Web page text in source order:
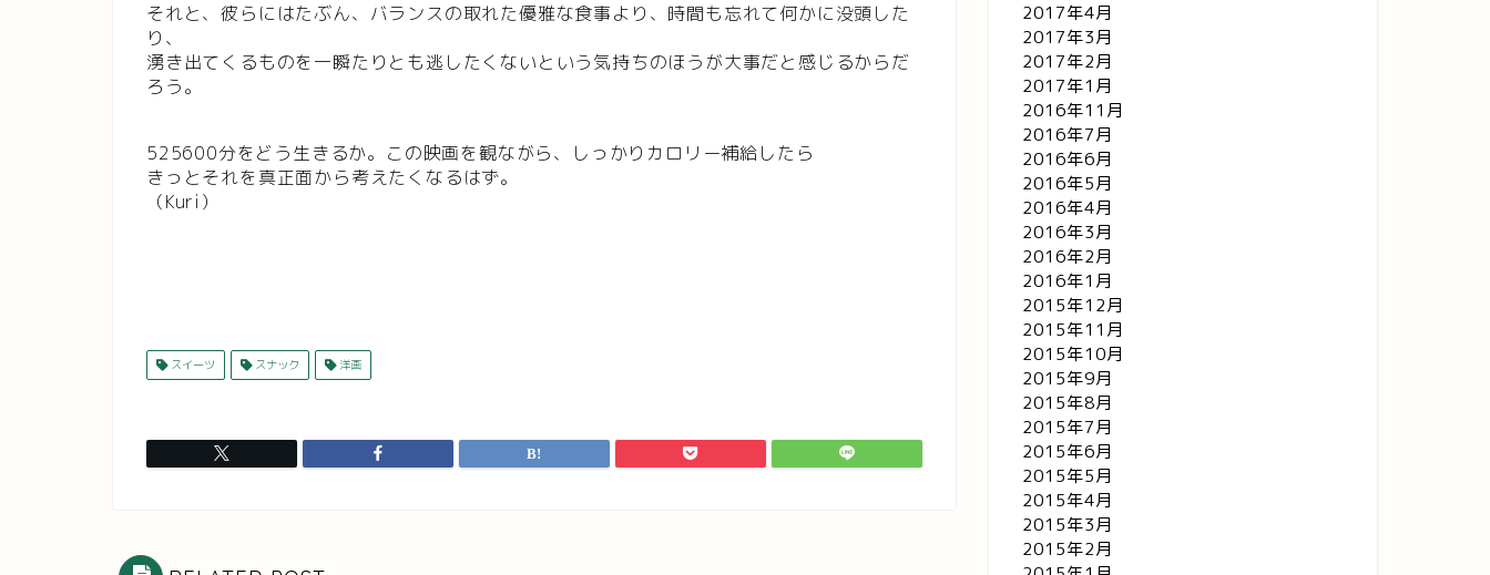
それと、彼らにはたぶん、バランスの取れた優雅な食事より、時間も忘れて何かに没頭した
り、
湧き出てくるものを一瞬たりとも逃したくないという気持ちのほうが大事だと感じるからだ
ろう。
525600分をどう生きるか。この映画を観ながら、しっかりカロリー補給したら
きっとそれを真正面から考えたくなるはず。
（Kuri）
スイーツ スナック 洋画
2017年4月
2017年3月
2017年2月
2017年1月
2016年11月
2016年7月
2016年6月
2016年5月
2016年4月
2016年3月
2016年2月
2016年1月
2015年12月
2015年11月
2015年10月
2015年9月
2015年8月
2015年7月
2015年6月
2015年5月
2015年4月
2015年3月
2015年2月